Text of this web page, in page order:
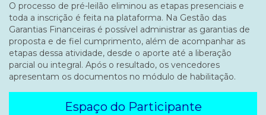
O processo de pré-leilão eliminou as etapas presenciais e
toda a inscrição é feita na plataforma. Na Gestão das
Garantias Financeiras é possível administrar as garantias de
proposta e de fiel cumprimento, além de acompanhar as
etapas dessa atividade, desde o aporte até a liberação
parcial ou integral. Após o resultado, os vencedores
apresentam os documentos no módulo de habilitação.
Espaço do Participante